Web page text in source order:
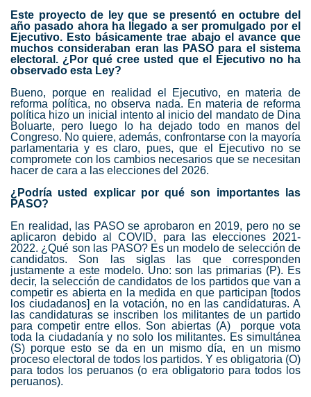
Este proyecto de ley que se presentó en octubre del
año pasado ahora ha llegado a ser promulgado por el
Ejecutivo. Esto básicamente trae abajo el avance que
muchos consideraban eran las PASO para el sistema
electoral. ¿Por qué cree usted que el Ejecutivo no ha
observado esta Ley?
Bueno, porque en realidad el Ejecutivo, en materia de
reforma política, no observa nada. En materia de reforma
política hizo un inicial intento al inicio del mandato de Dina
Boluarte, pero luego lo ha dejado todo en manos del
Congreso. No quiere, además, confrontarse con la mayoría
parlamentaria y es claro, pues, que el Ejecutivo no se
compromete con los cambios necesarios que se necesitan
hacer de cara a las elecciones del 2026.
¿Podría usted explicar por qué son importantes las
PASO?
En realidad, las PASO se aprobaron en 2019, pero no se
aplicaron debido al COVID, para las elecciones 2021-
2022. ¿Qué son las PASO? Es un modelo de selección de
candidatos. Son las siglas las que corresponden
justamente a este modelo. Uno: son las primarias (P). Es
decir, la selección de candidatos de los partidos que van a
competir es abierta en la medida en que participan [todos
los ciudadanos] en la votación, no en las candidaturas. A
las candidaturas se inscriben los militantes de un partido
para competir entre ellos. Son abiertas (A) porque vota
toda la ciudadanía y no solo los militantes. Es simultánea
(S) porque esto se da en un mismo día, en un mismo
proceso electoral de todos los partidos. Y es obligatoria (O)
para todos los peruanos (o era obligatorio para todos los
peruanos).